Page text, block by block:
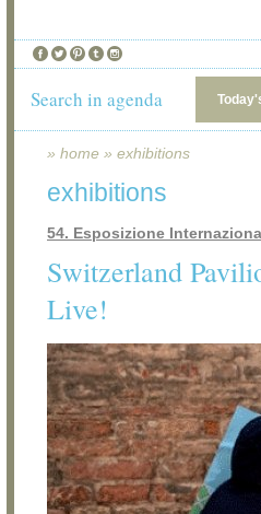
Search in agenda
» home » exhibitions
exhibitions
54. Esposizione
Switzerland
Live!